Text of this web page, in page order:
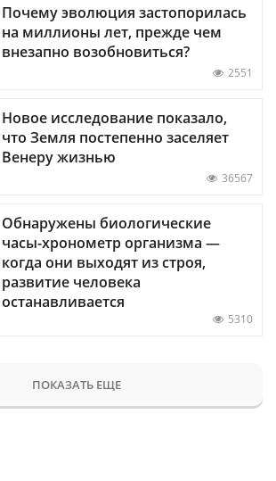
Почему эволюция застопорилась
на миллионы лет, прежде чем
внезапно возобновиться?
2551
Новое исследование показало,
что Земля постепенно заселяет
Венеру жизнью
36567
Обнаружены биологические
часы-хронометр организма —
когда они выходят из строя,
развитие человека
останавливается
5310
ПОКАЗАТЬ ЕЩЕ